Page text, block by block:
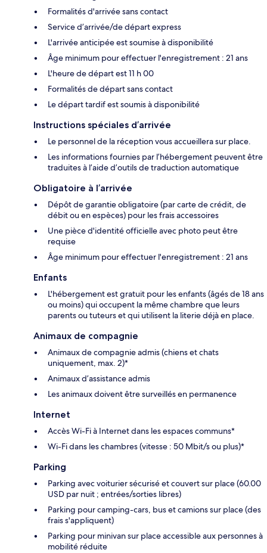
Formalités d'arrivée sans contact
Service d’arrivée/de départ express
L'arrivée anticipée est soumise à disponibilité
Âge minimum pour effectuer l'enregistrement : 21 ans
L'heure de départ est 11 h 00
Formalités de départ sans contact
Le départ tardif est soumis à disponibilité
Instructions spéciales d’arrivée
Le personnel de la réception vous accueillera sur place.
Les informations fournies par l’hébergement peuvent être
traduites à l’aide d’outils de traduction automatique
Obligatoire à l’arrivée
Dépôt de garantie obligatoire (par carte de crédit, de
débit ou en espèces) pour les frais accessoires
Une pièce d'identité officielle avec photo peut être
requise
Âge minimum pour effectuer l'enregistrement : 21 ans
Enfants
L'hébergement est gratuit pour les enfants (âgés de 18 ans
ou moins) qui occupent la même chambre que leurs
parents ou tuteurs et qui utilisent la literie déjà en place.
Animaux de compagnie
Animaux de compagnie admis (chiens et chats
uniquement, max. 2)*
Animaux d’assistance admis
Les animaux doivent être surveillés en permanence
Internet
Accès Wi-Fi à Internet dans les espaces communs*
Wi-Fi dans les chambres (vitesse : 50 Mbit/s ou plus)*
Parking
Parking avec voiturier sécurisé et couvert sur place (60.00
USD par nuit ; entrées/sorties libres)
Parking pour camping-cars, bus et camions sur place (des
frais s'appliquent)
Parking pour minivan sur place accessible aux personnes à
mobilité réduite